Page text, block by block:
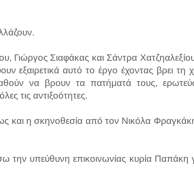
Γιώργος Σιαφάκας και Σάντρα Χατζηαλεξίου
εξαιρετικά αυτό το έργο έχοντας βρει τη
να βρουν τα πατήματά τους,
τις αντιξοότητες.
και η σκηνοθεσία από τον Νικόλα
την υπεύθυνη επικοινωνίας κυρία Παπάκη